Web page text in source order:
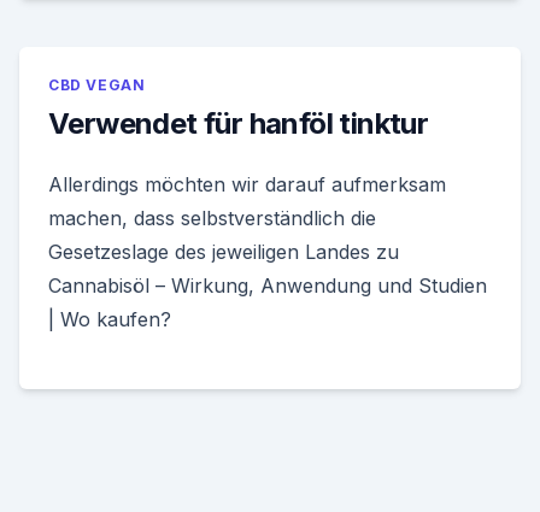
CBD VEGAN
Verwendet für hanföl tinktur
Allerdings möchten wir darauf aufmerksam
machen, dass selbstverständlich die
Gesetzeslage des jeweiligen Landes zu
Cannabisöl – Wirkung, Anwendung und Studien
| Wo kaufen?